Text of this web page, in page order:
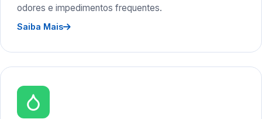
odores e impedimentos frequentes.
Saiba Mais